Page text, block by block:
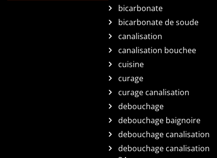
bicarbonate
bicarbonate de soude
canalisation
canalisation bouchee
cuisine
curage
curage canalisation
debouchage
debouchage baignoire
debouchage canalisation
debouchage canalisation